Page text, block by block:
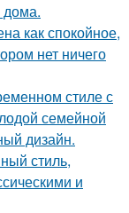
дома.
как спокойное,
нет ничего
стиле с
семейной
дизайн.
стиль,
и